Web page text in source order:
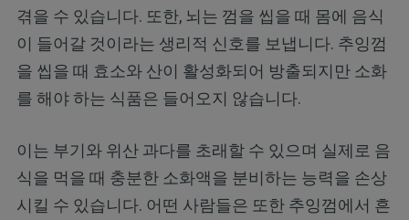
겪을 수 있습니다. 또한, 뇌는 껌을 씹을 때 몸에 음식
이 들어갈 것이라는 생리적 신호를 보냅니다. 추잉껌
을 씹을 때 효소와 산이 활성화되어 방출되지만 소화
를 해야 하는 식품은 들어오지 않습니다.
이는 부기와 위산 과다를 초래할 수 있으며 실제로 음
식을 먹을 때 충분한 소화액을 분비하는 능력을 손상
시킬 수 있습니다. 어떤 사람들은 또한 추잉껌에서 흔